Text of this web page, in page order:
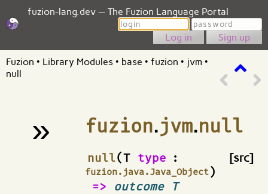
fuzion-lang.dev — The Fuzion Language Portal
Login
Password
Sign up
Fuzion • Library Modules • base • fuzion • jvm •
null
» fuzion.jvm.null
null(T type :
fuzion.java.Java_Object )
=> outcome T
¶ [src]